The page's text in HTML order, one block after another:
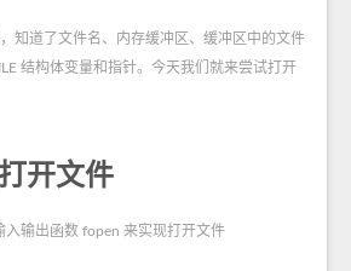
知道了文件名、内存缓冲区、缓冲区中的文件
结构体变量和指针。今天我们就来尝试打开
开文件
入输出函数 fopen 来实现打开文件